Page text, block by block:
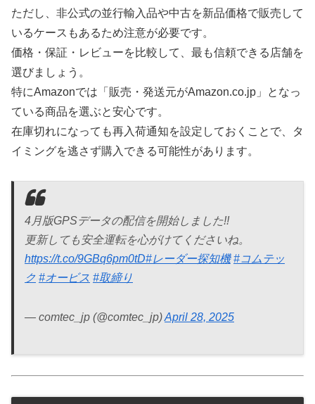
ただし、非公式の並行輸入品や中古を新品価格で販売して
いるケースもあるため注意が必要です。
価格・保証・レビューを比較して、最も信頼できる店舗を
選びましょう。
特にAmazonでは「販売・発送元がAmazon.co.jp」となっ
ている商品を選ぶと安心です。
在庫切れになっても再入荷通知を設定しておくことで、タ
イミングを逃さず購入できる可能性があります。
4月版GPSデータの配信を開始しました!!
更新しても安全運転を心がけてくださいね。
https://t.co/9GBq6pm0tD#レーダー探知機 #コムテッ
ク #オービス #取締り
— comtec_jp (@comtec_jp)April 28, 2025